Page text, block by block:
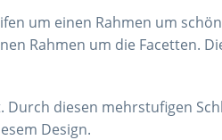
um einen Rahmen um
Rahmen um die Facetten.
Durch diesen mehrstufigen
Design.